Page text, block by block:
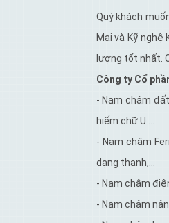
Quý khách
Mại và Kỹ
lượng tốt nhất.
Công ty Cổ
- Nam châm
hiếm chữ U …
- Nam châm
dạng thanh,…
- Nam châm
- Nam châm